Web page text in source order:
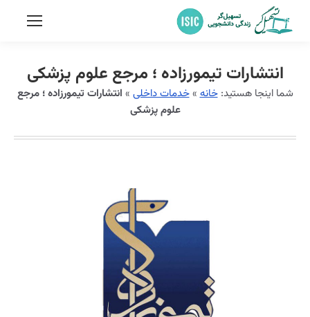
انتشارات تیمورزاده ؛ مرجع علوم پزشکی
شما اینجا هستید:خانه»خدمات داخلی » انتشارات تیمورزاده ؛ مرجع
علوم پزشکی